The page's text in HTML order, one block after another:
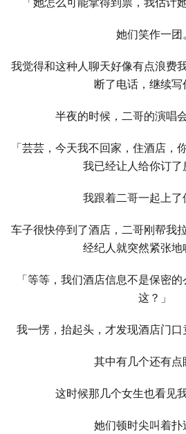
她们笑作一团
我觉得和这种人聊天好像有点浪费
断了电话，继续写
半夜的时候，二哥的演唱
「芸芸，今天我不回家，住酒店，
我已经让人给你订了
我跟着二哥一起上了
车子很快停到了酒店，二哥刚帮我
经纪人就突然紧张地
「等等，我们酒店信息不是保密
这？」
我一愣，抬起头，才发现酒店门口
其中有几个还有点
这时候那几个女生也看见
她们顿时尖叫着扑